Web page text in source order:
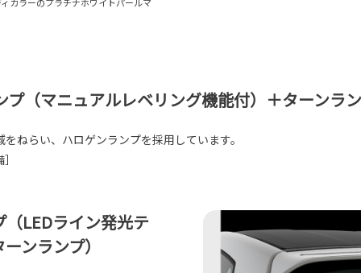
（マニュアルレベリング機能付）＋ターンラ
ねらい、ハロゲンランプを採用しています。
LEDライン発光テ
ンランプ）